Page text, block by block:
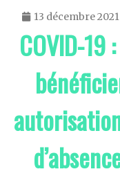
13 décembre 2021
COVID-19